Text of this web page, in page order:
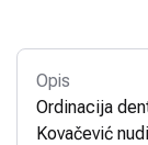
Opis
Ordinacija
Kovačević